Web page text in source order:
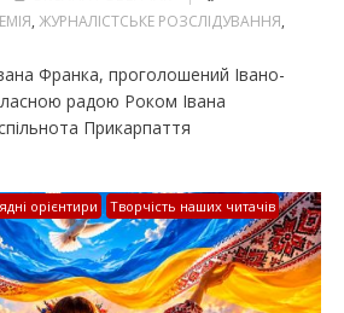
, ЖУРНАЛІСТСЬКЕ РОЗСЛІДУВАННЯ,
Франка, проголошений Івано-
радою Роком Івана
Прикарпаття
орієнтири Творчість наших читачів